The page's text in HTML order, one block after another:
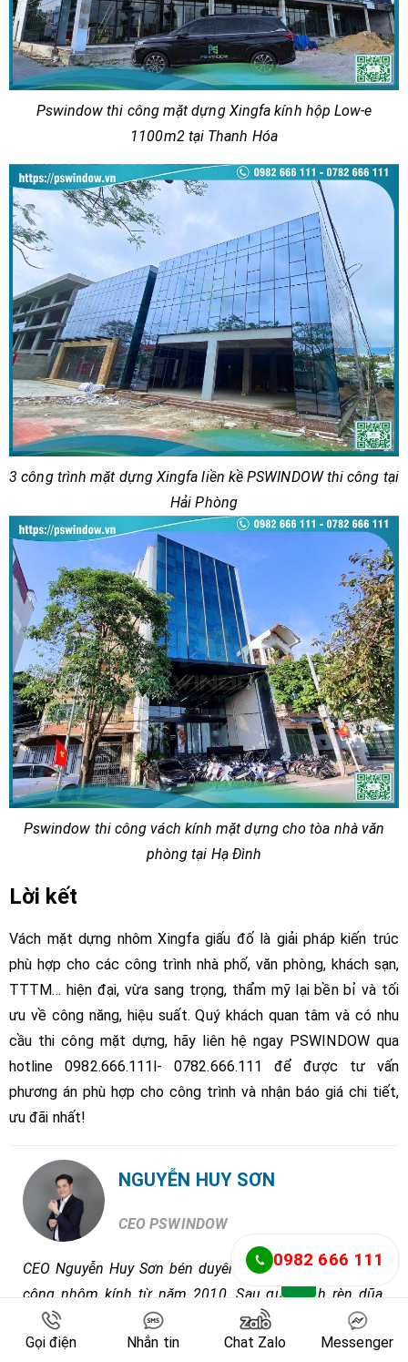
Pswindow thi công mặt dựng Xingfa kính hộp Low-e
1100m2 tại Thanh Hóa
3 công trình mặt dựng Xingfa liền kề PSWINDOW thi công tại
Hải Phòng
Pswindow thi công vách kính mặt dựng cho tòa nhà văn
phòng tại Hạ Đình
Lời kết
Vách mặt dựng nhôm Xingfa giấu đố là giải pháp kiến trúc
phù hợp cho các công trình nhà phố, văn phòng, khách sạn,
TTTM… hiện đại, vừa sang trọng, thẩm mỹ lại bền bỉ và tối
ưu về công năng, hiệu suất. Quý khách quan tâm và có nhu
cầu thi công mặt dựng, hãy liên hệ ngay PSWINDOW qua
hotline 0982.666.111l- 0782.666.111 để được tư vấn
phương án phù hợp cho công trình và nhận báo giá chi tiết,
ưu đãi nhất!
NGUYỄN HUY SƠN
CEO PSWINDOW
CEO Nguyễn Huy Sơn bén duyên với nghề sản xuất- thi
công nhôm kính từ năm 2010. Sau quá trình rèn dũa,
trau dồi kinh nghiệm tại các tập đoàn nhôm kính hàng
đầu, anh đã mở xưởng sản xuất nhôm kính đầu tiên vào
Gọi điện Nhắn tin Chat Zalo Messenger
0982 666 111